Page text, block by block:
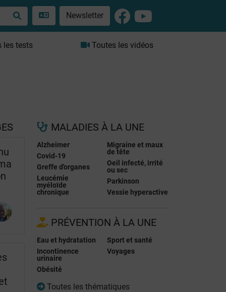
Newsletter
les tests Toutes les vidéos
MALADIES À LA UNE
Alzheimer
Covid-19
Greffe d'organes
Leucémie
myéloïde
chronique
Migraine et maux
de tête
Oeil infecté, irrité
ou sec
Parkinson
Vessie hyperactive
PRÉVENTION À LA UNE
Eau et hydratation
Incontinence
urinaire
Obésité
Sport et santé
Voyages
Toutes les thématiques